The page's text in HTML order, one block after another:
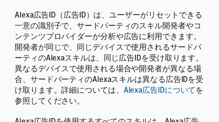
Alexa広告ID（広告ID）は、ユーザーがリセットできる
一意の識別子で、サードパーティのスキル開発者やコ
ンテンツプロバイダーが分析や広告に利用できます。
開発者が同じで、同じデバイスで使用されるサードパ
ーティのAlexaスキルは、同じ広告IDを受け取ります。
異なるデバイスで使用される場合や開発者が異なる場
合、サードパーティのAlexaスキルは異なる広告IDを受
け取ります。詳細については、 Alexa広告IDについて を
参照してください。